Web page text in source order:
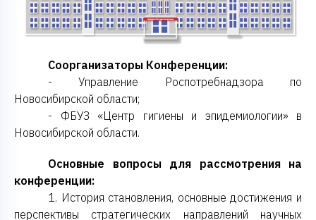
Соорганизаторы Конференции:
- Управление Роспотребнадзора по
Новосибирской области;
- ФБУЗ «Центр гигиены и эпидемиологии» в
Новосибирской области.
Основные вопросы для рассмотрения на
конференции:
1. История становления, основные достижения и
перспективы стратегических направлений научных